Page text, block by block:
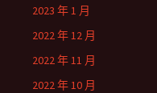
2023 年 1 月
2022 年 12 月
2022 年 11 月
2022 年 10 月